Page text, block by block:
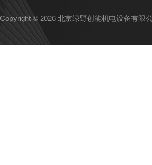
Copyright © 2026 北京绿野创能机电设备有限